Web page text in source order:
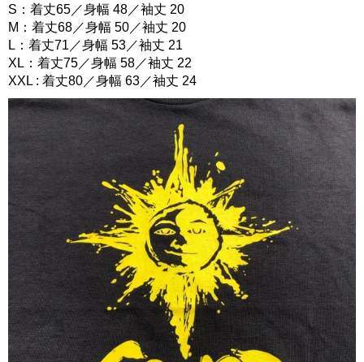
S：着丈65／身幅 48／袖丈 20
M：着丈68／身幅 50／袖丈 20
L：着丈71／身幅 53／袖丈 21
XL：着丈75／身幅 58／袖丈 22
XXL : 着丈80／身幅 63／袖丈 24